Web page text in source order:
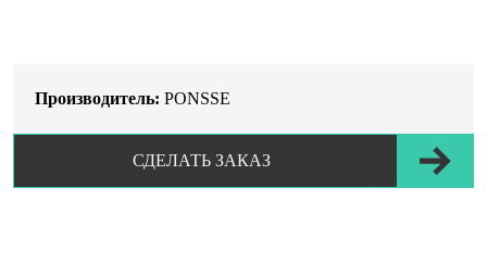
Производитель: PONSSE
СДЕЛАТЬ ЗАКАЗ